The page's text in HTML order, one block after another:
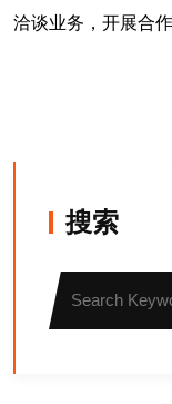
洽谈业务，开展合
搜索